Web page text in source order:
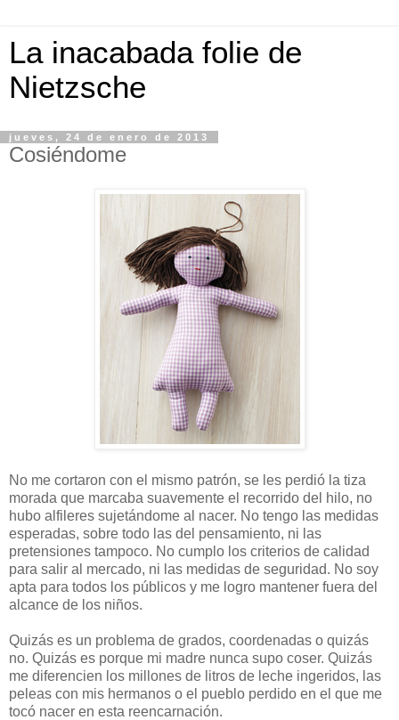
La inacabada folie de
Nietzsche
jueves, 24 de enero de 2013
Cosiéndome
No me cortaron con el mismo patrón, se les perdió la tiza
morada que marcaba suavemente el recorrido del hilo, no
hubo alfileres sujetándome al nacer. No tengo las medidas
esperadas, sobre todo las del pensamiento, ni las
pretensiones tampoco. No cumplo los criterios de calidad
para salir al mercado, ni las medidas de seguridad. No soy
apta para todos los públicos y me logro mantener fuera del
alcance de los niños.
Quizás es un problema de grados, coordenadas o quizás
no. Quizás es porque mi madre nunca supo coser. Quizás
me diferencien los millones de litros de leche ingeridos, las
peleas con mis hermanos o el pueblo perdido en el que me
tocó nacer en esta reencarnación.